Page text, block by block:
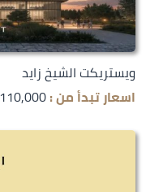
ويستريكت الشيخ زايد
اسعار تبدأ من :110,000 جنية للمتر